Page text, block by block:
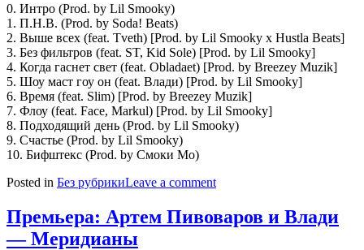
0. Интро (Prod. by Lil Smooky)
1. П.Н.В. (Prod. by Soda! Beats)
2. Выше всех (feat. Tveth) [Prod. by Lil Smooky x Hustla Beats]
3. Без фильтров (feat. ST, Kid Sole) [Prod. by Lil Smooky]
4. Когда гаснет свет (feat. Obladaet) [Prod. by Breezey Muzik]
5. Шоу маст гоу он (feat. Влади) [Prod. by Lil Smooky]
6. Время (feat. Slim) [Prod. by Breezey Muzik]
7. Флоу (feat. Face, Markul) [Prod. by Lil Smooky]
8. Подходящий день (Prod. by Lil Smooky)
9. Cчастье (Prod. by Lil Smooky)
10. Бифштекс (Prod. by Смоки Мо)
Posted in Без рубрикиLeave a comment
Премьера: Артем Пивоваров и Влади
— Меридианы